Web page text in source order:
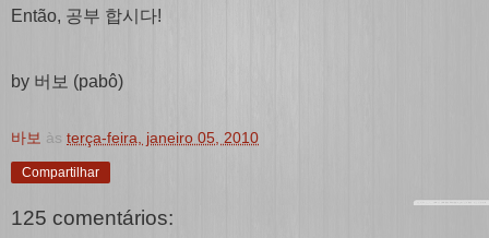
Então, 공부 합시다!
by 버보 (pabô)
바보 às terça-feira, janeiro 05, 2010
Compartilhar
125 comentários: